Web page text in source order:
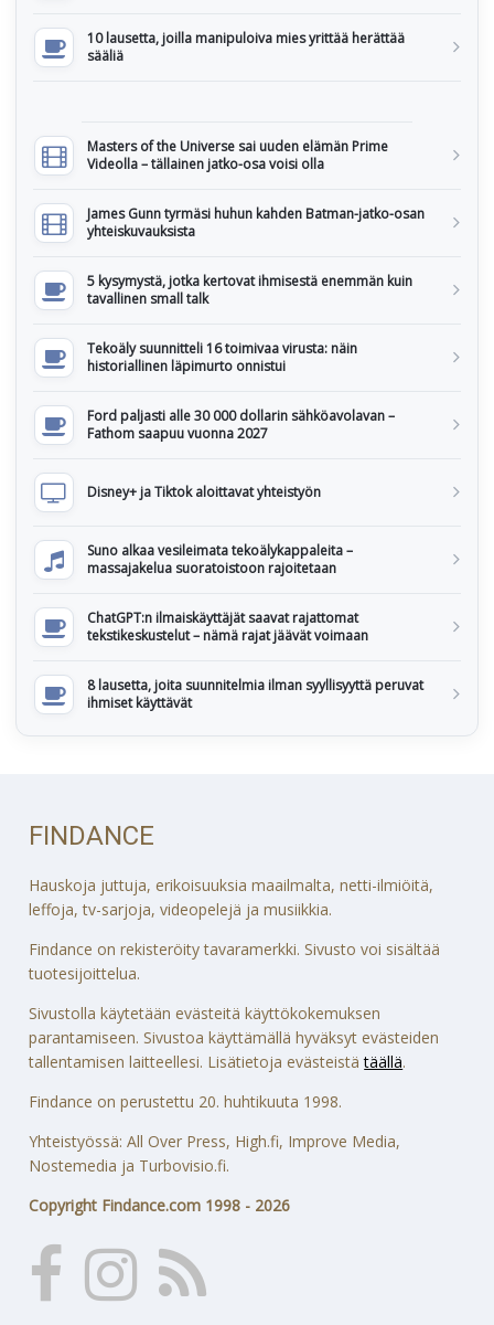
10 lausetta, joilla manipuloiva mies yrittää herättää
sääliä
Masters of the Universe sai uuden elämän Prime
Videolla – tällainen jatko-osa voisi olla
James Gunn tyrmäsi huhun kahden Batman-jatko-osan
yhteiskuvauksista
5 kysymystä, jotka kertovat ihmisestä enemmän kuin
tavallinen small talk
Tekoäly suunnitteli 16 toimivaa virusta: näin
historiallinen läpimurto onnistui
Ford paljasti alle 30 000 dollarin sähköavolavan –
Fathom saapuu vuonna 2027
Disney+ ja Tiktok aloittavat yhteistyön
Suno alkaa vesileimata tekoälykappaleita –
massajakelua suoratoistoon rajoitetaan
ChatGPT:n ilmaiskäyttäjät saavat rajattomat
tekstikeskustelut – nämä rajat jäävät voimaan
8 lausetta, joita suunnitelmia ilman syyllisyyttä peruvat
ihmiset käyttävät
FINDANCE
Hauskoja juttuja, erikoisuuksia maailmalta, netti-ilmiöitä,
leffoja, tv-sarjoja, videopelejä ja musiikkia.
Findance on rekisteröity tavaramerkki. Sivusto voi sisältää
tuotesijoittelua.
Sivustolla käytetään evästeitä käyttökokemuksen
parantamiseen. Sivustoa käyttämällä hyväksyt evästeiden
tallentamisen laitteellesi. Lisätietoja evästeistätäällä.
Findance on perustettu 20. huhtikuuta 1998.
Yhteistyössä: All Over Press, High.fi, Improve Media,
Nostemedia ja Turbovisio.fi.
Copyright Findance.com 1998 - 2026